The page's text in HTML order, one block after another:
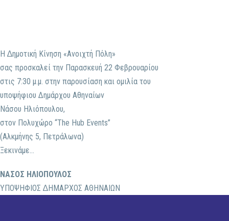
Η ∆ημοτική Κίνηση «Ανοιχτή Πόλη»
σας προσκαλεί την Παρασκευή 22 Φεβρουαρίου
στις 7:30 μ.μ. στην παρουσίαση και ομιλία του
υποψήφιου Δημάρχου Αθηναίων
Νάσου Ηλιόπουλου,
στον Πολυχώρο “The Hub Events”
(Αλκμήνης 5, Πετράλωνα)
Ξεκινάμε…
ΝΑΣΟΣ ΗΛΙΟΠΟΥΛΟΣ
ΥΠΟΨΗΦΙΟΣ ∆ΗΜΑΡΧΟΣ ΑΘΗΝΑΙΩΝ